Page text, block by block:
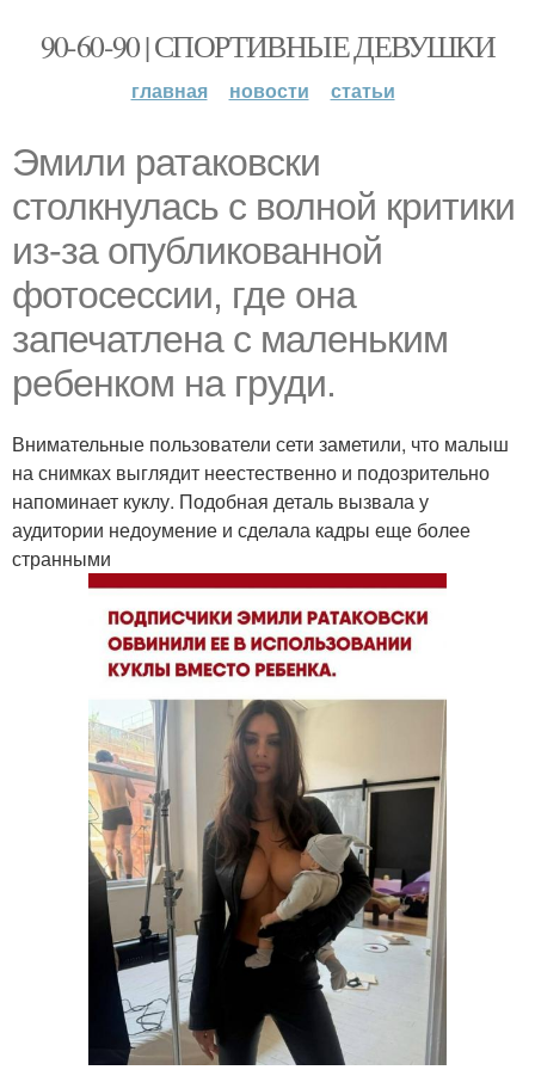
90-60-90 | СПОРТИВНЫЕ ДЕВУШКИ
главная новости статьи
Эмили ратаковски
столкнулась с волной критики
из-за опубликованной
фотосессии, где она
запечатлена с маленьким
ребенком на груди.
Внимательные пользователи сети заметили, что малыш
на снимках выглядит неестественно и подозрительно
напоминает куклу. Подобная деталь вызвала у
аудитории недоумение и сделала кадры еще более
странными